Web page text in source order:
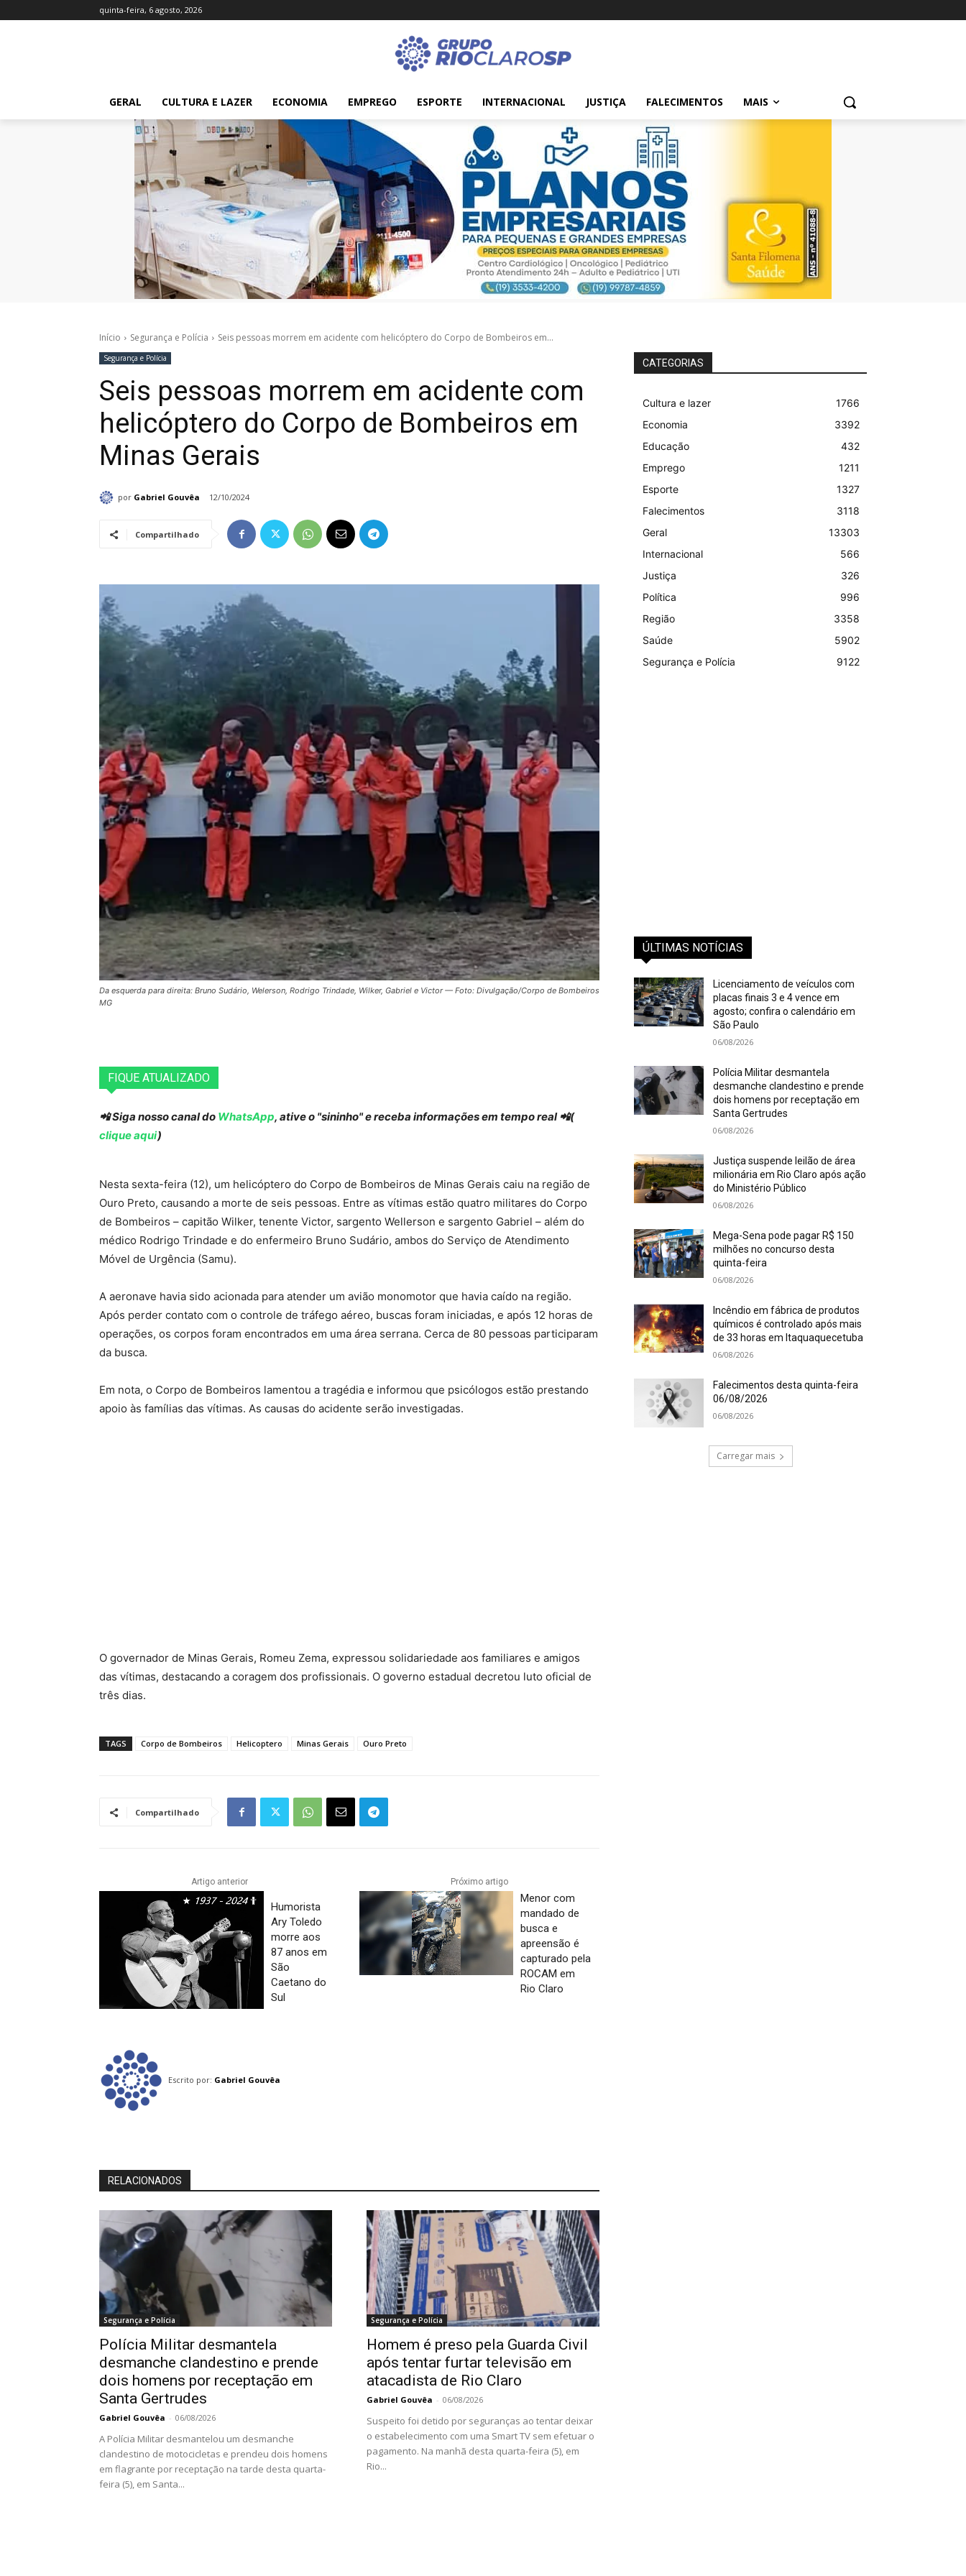
quinta-feira, 6 agosto, 2026
GERAL CULTURA E LAZER ECONOMIA EMPREGO ESPORTE INTERNACIONAL JUSTIÇA FALECIMENTOS MAIS
Início Segurança e Polícia Seis pessoas morrem em acidente com helicóptero do Corpo de Bombeiros em...
Segurança e Polícia
Seis pessoas morrem em acidente com
helicóptero do Corpo de Bombeiros em
Minas Gerais
por Gabriel Gouvêa 12/10/2024
Compartilhado
Da esquerda para direita: Bruno Sudário, Welerson, Rodrigo Trindade, Wilker, Gabriel e Victor — Foto: Divulgação/Corpo de Bombeiros
MG
FIQUE ATUALIZADO
📲 Siga nosso canal do WhatsApp, ative o "sininho" e receba informações em tempo real 📲(
clique aqui)
Nesta sexta-feira (12), um helicóptero do Corpo de Bombeiros de Minas Gerais caiu na região de
Ouro Preto, causando a morte de seis pessoas. Entre as vítimas estão quatro militares do Corpo
de Bombeiros – capitão Wilker, tenente Victor, sargento Wellerson e sargento Gabriel – além do
médico Rodrigo Trindade e do enfermeiro Bruno Sudário, ambos do Serviço de Atendimento
Móvel de Urgência (Samu).
A aeronave havia sido acionada para atender um avião monomotor que havia caído na região.
Após perder contato com o controle de tráfego aéreo, buscas foram iniciadas, e após 12 horas de
operações, os corpos foram encontrados em uma área serrana. Cerca de 80 pessoas participaram
da busca.
Em nota, o Corpo de Bombeiros lamentou a tragédia e informou que psicólogos estão prestando
apoio às famílias das vítimas. As causas do acidente serão investigadas.
O governador de Minas Gerais, Romeu Zema, expressou solidariedade aos familiares e amigos
das vítimas, destacando a coragem dos profissionais. O governo estadual decretou luto oficial de
três dias.
TAGS Corpo de Bombeiros Helicoptero Minas Gerais Ouro Preto
Compartilhado
Artigo anterior
Humorista
Ary Toledo
morre aos
87 anos em
São
Caetano do
Sul
Próximo artigo
Menor com
mandado de
busca e
apreensão é
capturado pela
ROCAM em
Rio Claro
Escrito por: Gabriel Gouvêa
RELACIONADOS
Segurança e Polícia
Polícia Militar desmantela
desmanche clandestino e prende
dois homens por receptação em
Santa Gertrudes
Gabriel Gouvêa - 06/08/2026
A Polícia Militar desmantelou um desmanche
clandestino de motocicletas e prendeu dois homens
em flagrante por receptação na tarde desta quarta-
feira (5), em Santa...
Segurança e Polícia
Homem é preso pela Guarda Civil
após tentar furtar televisão em
atacadista de Rio Claro
Gabriel Gouvêa - 06/08/2026
Suspeito foi detido por seguranças ao tentar deixar
o estabelecimento com uma Smart TV sem efetuar o
pagamento. Na manhã desta quarta-feira (5), em
Rio...
CATEGORIAS
Cultura e lazer
1766
Economia
3392
Educação
432
Emprego
1211
Esporte
1327
Falecimentos
3118
Geral
13303
Internacional
566
Justiça
326
Política
996
Região
3358
Saúde
5902
Segurança e Polícia
9122
ÚLTIMAS NOTÍCIAS
Licenciamento de veículos com
placas finais 3 e 4 vence em
agosto; confira o calendário em
São Paulo
06/08/2026
Polícia Militar desmantela
desmanche clandestino e prende
dois homens por receptação em
Santa Gertrudes
06/08/2026
Justiça suspende leilão de área
milionária em Rio Claro após ação
do Ministério Público
06/08/2026
Mega-Sena pode pagar R$ 150
milhões no concurso desta
quinta-feira
06/08/2026
Incêndio em fábrica de produtos
químicos é controlado após mais
de 33 horas em Itaquaquecetuba
06/08/2026
Falecimentos desta quinta-feira
06/08/2026
06/08/2026
Carregar mais